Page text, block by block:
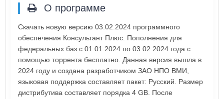
О программе
Скачать новую версию 03.02.2024 программного
обеспечения Консультант Плюс. Пополнения для
федеральных баз с 01.01.2024 по 03.02.2024 года с
помощью торрента бесплатно. Данная версия вышла в
2024 году и создана разработчиком ЗАО НПО ВМИ,
языковая поддержка составляет пакет: Русский. Размер
дистрибутива составляет порядка 4 GB. После